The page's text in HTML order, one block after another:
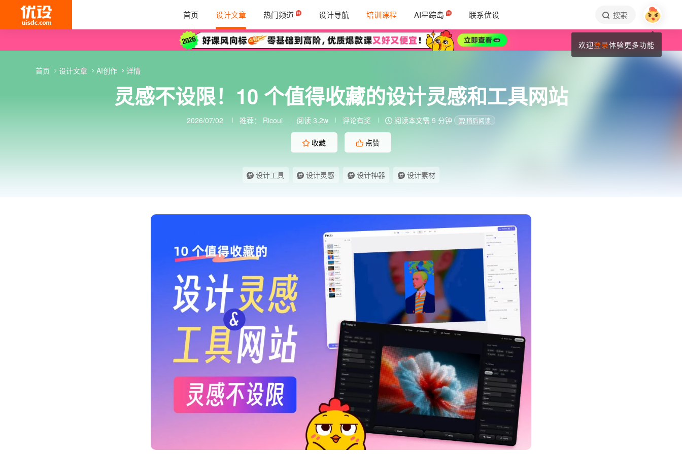
首页 设计文章 热门频道 设计导航 培训课程 AI星踪岛 联系优设 搜索
灵感不设限！10 个值得收藏的设计灵感和工具网站
2026/07/02 推荐： Ricoui 阅读 3.2w 评论有奖 阅读本文需 9 分钟 稍后阅读
收藏 点赞
设计工具 设计灵感 设计神器 设计素材
首页 设计文章 AI创作 详情
欢迎登录体验更多功能